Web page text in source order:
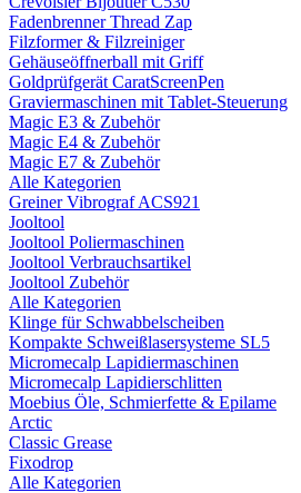
Fadenbrenner Thread Zap
Filzformer & Filzreiniger
Gehäuseöffnerball mit Griff
Goldprüfgerät CaratScreenPen
Graviermaschinen mit Tablet-Steuerung
Magic E3 & Zubehör
Magic E4 & Zubehör
Magic E7 & Zubehör
Alle Kategorien
Greiner Vibrograf ACS921
Jooltool
Jooltool Poliermaschinen
Jooltool Verbrauchsartikel
Jooltool Zubehör
Alle Kategorien
Klinge für Schwabbelscheiben
Kompakte Schweißlasersysteme SL5
Micromecalp Lapidiermaschinen
Micromecalp Lapidierschlitten
Moebius Öle, Schmierfette & Epilame
Arctic
Classic Grease
Fixodrop
Alle Kategorien